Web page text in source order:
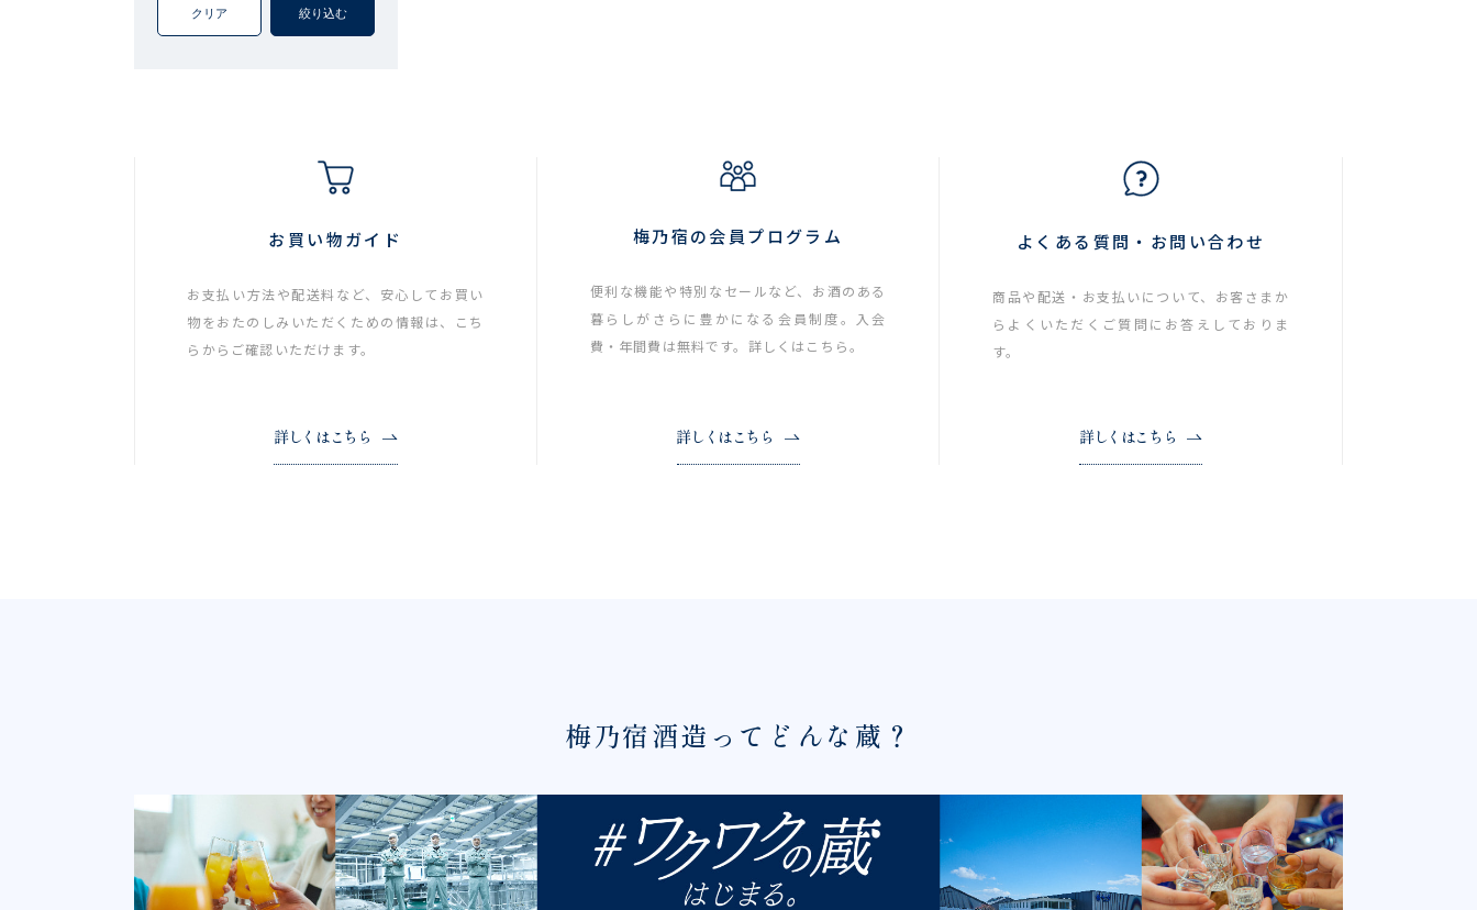
クリア 絞り込む
お買い物ガイド
お支払い方法や配送料など、安心してお買い
物をおたのしみいただくための情報は、こち
らからご確認いただけます。
詳しくはこちら
梅乃宿の会員プログラム
便利な機能や特別なセールなど、お酒のある
暮らしがさらに豊かになる会員制度。入会
費・年間費は無料です。詳しくはこちら。
詳しくはこちら
よくある質問・お問い合わせ
商品や配送・お支払いについて、お客さまか
らよくいただくご質問にお答えしておりま
す。
詳しくはこちら
梅乃宿酒造ってどんな蔵？